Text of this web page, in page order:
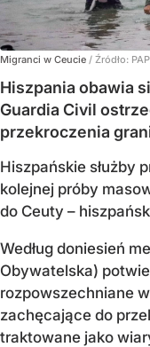
Migranci w Ceucie / Źródło:
Hiszpania obawia
Guardia Civil
przekroczenia
Hiszpańskie służby
kolejnej próby
do Ceuty –
Według doniesień
Obywatelska)
rozpowszechniane
zachęcające do
traktowane jako